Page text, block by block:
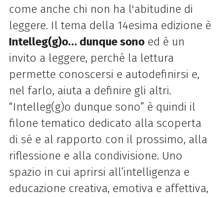
come anche chi non ha l'abitudine di
leggere. Il tema della 14esima edizione è
Intelleg(g)o… dunque sonoed è un
invito a leggere, perché la lettura
permette conoscersi e autodefinirsi e,
nel farlo, aiuta a definire gli altri.
“Intelleg(g)o dunque sono” è quindi il
filone tematico dedicato alla scoperta
di sé e al rapporto con il prossimo, alla
riflessione e alla condivisione. Uno
spazio in cui aprirsi all’intelligenza e
educazione creativa, emotiva e affettiva,